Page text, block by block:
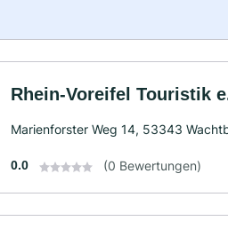
Rhein-Voreifel Touristik
Marienforster Weg 14, 53343
0.0 (0 Bewertungen)